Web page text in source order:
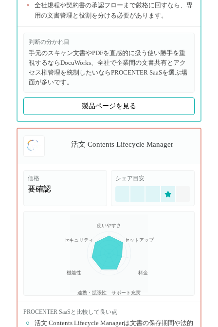
×
全社規程や契約書の承認フローまで厳格に回すなら、専
用の文書管理と役割を分ける必要があります。
判断の分かれ目
手元のスキャン文書やPDFを直感的に扱う使い勝手を重
視するならDocuWorks、全社で企業間の文書共有とアク
セス権管理を統制したいならPROCENTER SaaSを選ぶ場
面が多いです。
製品ページを見る
活文 Contents Lifecycle Manager
価格
要確認
シェア目安
使いやすさ
セットアップ
料金
サポート充実
連携・拡張性
機能性
セキュリティ
PROCENTER SaaS と比較して良い点
○
活文 Contents Lifecycle Managerは文書の保存期間や法的